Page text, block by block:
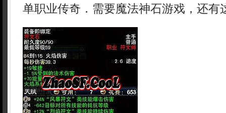
单职业传奇．需要魔法神石游戏，还有